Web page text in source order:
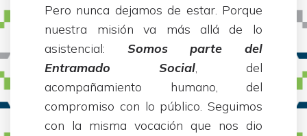
Pero nunca dejamos de estar. Porque
nuestra misión va más allá de lo
asistencial: Somos parte del
Entramado Social, del
acompañamiento humano, del
compromiso con lo público. Seguimos
con la misma vocación que nos dio